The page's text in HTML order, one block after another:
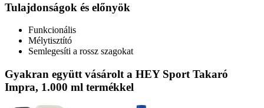
Tulajdonságok és előnyök
Funkcionális
Mélytisztító
Semlegesíti a rossz szagokat
Gyakran együtt vásárolt a HEY Sport Takaró
Impra, 1.000 ml termékkel